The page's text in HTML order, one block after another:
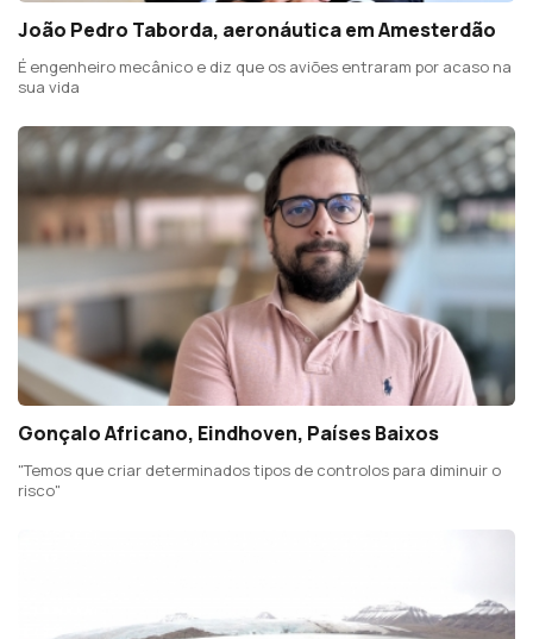
João Pedro Taborda, aeronáutica em Amesterdão
É engenheiro mecânico e diz que os aviões entraram por acaso na
sua vida
Gonçalo Africano, Eindhoven, Países Baixos
"Temos que criar determinados tipos de controlos para diminuir o
risco"